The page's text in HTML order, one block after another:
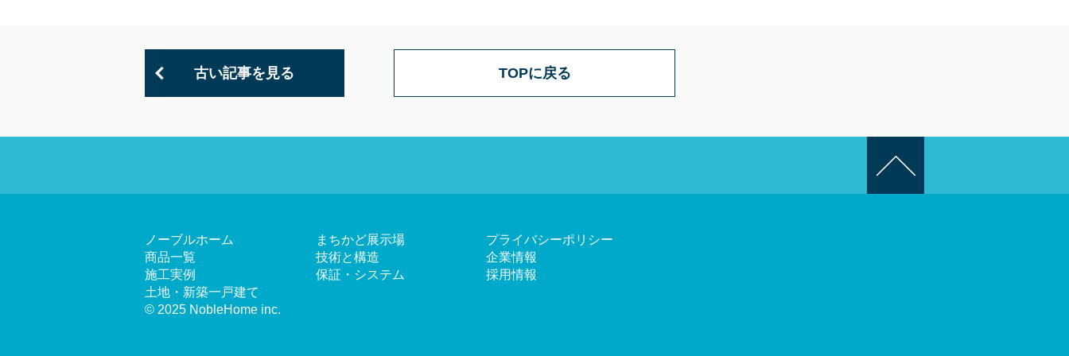
古い記事を見る TOPに戻る
ノーブルホーム
商品一覧
施工実例
土地・新築一戸建て
まちかど展示場
技術と構造
保証・システム
プライバシーポリシー
企業情報
採用情報
© 2025 NobleHome inc.